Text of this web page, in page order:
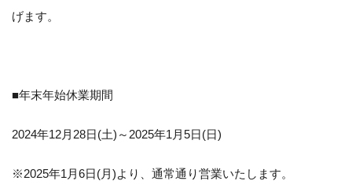
げます。
■年末年始休業期間
2024年12月28日(土)～2025年1月5日(日)
※2025年1月6日(月)より、通常通り営業いたします。